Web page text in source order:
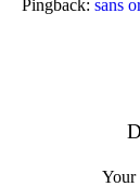
Pingback: sans
Your